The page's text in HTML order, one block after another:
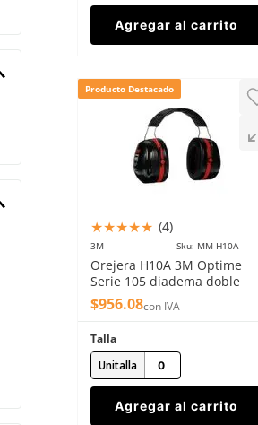
Agregar al carrito
Producto Destacado
★★★★★ (4)
3M Sku: MM-H10A
Orejera H10A 3M Optime
Serie 105 diadema doble
copa 30dB
$956.08con IVA
Talla
Unitalla
Agregar al carrito